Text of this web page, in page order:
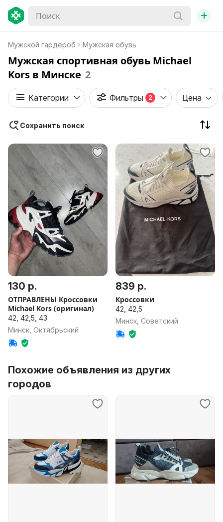
+
Мужской гардероб Мужская обувь
Мужская спортивная обувь Michael
Kors в Минске 2
Категории Фильтры 2 Цена
Сохранить поиск
130 р.
ОТПРАВЛЕНЫ Кроссовки
Michael Kors (оригинал)
42, 42,5, 43
Минск, Октябрьский
839 р.
Кроссовки
42, 42,5
Минск, Советский
Похожие объявления из других
городов